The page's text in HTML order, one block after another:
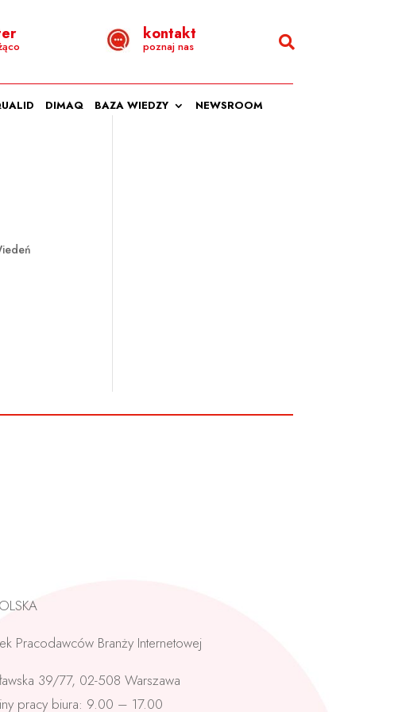
kontakt
poznaj nas
DIMAQ BAZA WIEDZY NEWSROOM
Pracodawców Branży Internetowej
39/77, 02-508 Warszawa
pracy biura: 9.00 – 17.00